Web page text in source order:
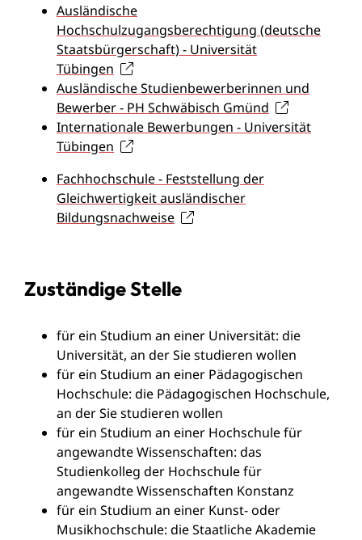
Ausländische
Hochschulzugangsberechtigung (deutsche
Staatsbürgerschaft) - Universität
Tübingen
Ausländische Studienbewerberinnen und
Bewerber - PH Schwäbisch Gmünd
Internationale Bewerbungen - Universität
Tübingen
Fachhochschule - Feststellung der
Gleichwertigkeit ausländischer
Bildungsnachweise
Zuständige Stelle
für ein Studium an einer Universität: die
Universität, an der Sie studieren wollen
für ein Studium an einer Pädagogischen
Hochschule: die Pädagogischen Hochschule,
an der Sie studieren wollen
für ein Studium an einer Hochschule für
angewandte Wissenschaften: das
Studienkolleg der Hochschule für
angewandte Wissenschaften Konstanz
für ein Studium an einer Kunst- oder
Musikhochschule: die Staatliche Akademie